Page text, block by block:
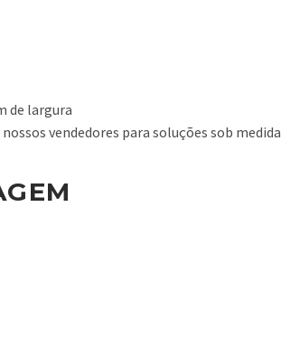
de largura
vendedores para soluções sob medida